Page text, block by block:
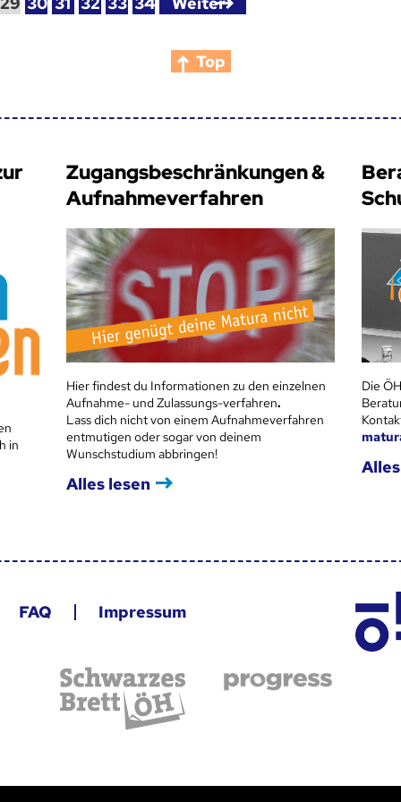
Top
in
Zugangsbeschränkungen &
Aufnahmeverfahren
Hier findest du Informationen zu den einzelnen
Aufnahme- und Zulassungs-verfahren.
Lass dich nicht von einem Aufnahmeverfahren
entmutigen oder sogar von deinem
Wunschstudium abbringen!
Alles lesen
Die
FAQ Impressum